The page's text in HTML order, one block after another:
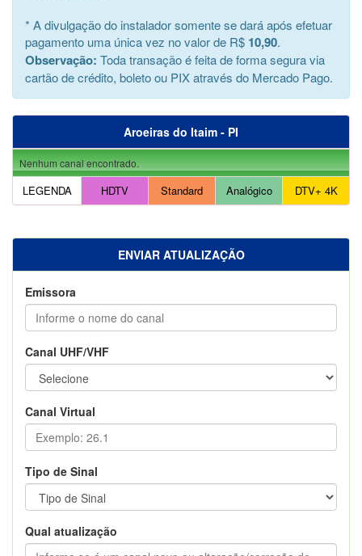
* A divulgação do instalador somente se dará após efetuar
pagamento uma única vez no valor de R$ 10,90.
Observação: Toda transação é feita de forma segura via
cartão de crédito, boleto ou PIX através do Mercado Pago.
Aroeiras do Itaim - PI
Nenhum canal encontrado.
LEGENDA HDTV Standard Analógico DTV+ 4K
ENVIAR ATUALIZAÇÃO
Emissora
Canal UHF/VHF
Canal Virtual
Tipo de Sinal
Qual atualização